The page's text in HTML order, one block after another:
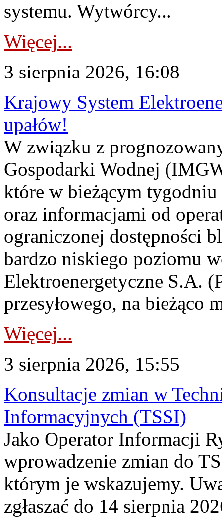
systemu. Wytwórcy...
Więcej...
3 sierpnia 2026, 16:08
Krajowy System
upałów!
W związku z
Gospodarki Wodnej
które w bieżącym tygodniu
oraz informacjami od
ograniczonej dostępności
bardzo niskiego poziomu
Elektroenergetyczne S.A.
przesyłowego, na bieżąco
Więcej...
3 sierpnia 2026, 15:55
Konsultacje zmian w
Informacyjnych (TSSI)
Jako Operator Informacji
wprowadzenie zmian do
którym je wskazujemy.
zgłaszać do 14 sierpnia